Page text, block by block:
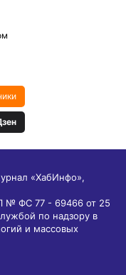
«ХабИнфо»,
№ ФС 77 - 69466 от 25
по надзору в
и массовых